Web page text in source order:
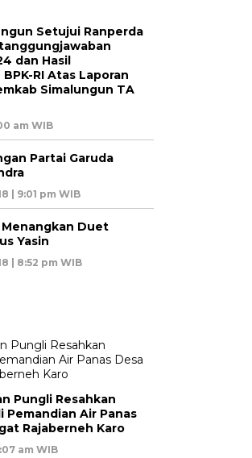
Setujui Ranperda
dan Hasil
RI Atas Laporan
Simalungun TA
am WIB
Partai Garuda
| 9:01 pm WIB
Menangkan Duet
Yasin
| 8:52 pm WIB
Pungli Resahkan
Pemandian Air Panas
Rajaberneh Karo
am WIB